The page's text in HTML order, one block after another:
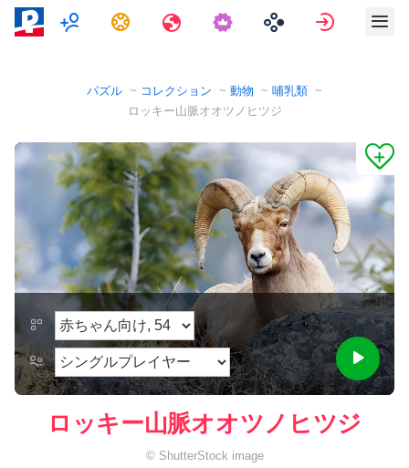
マルチプレイヤー
タスク 旅行 サインイ
パズル コレクション 動物
哺乳類
ロッキー山脈オオツノヒツジ
ロッキー山脈オオツノヒツジ
© ShutterStock image